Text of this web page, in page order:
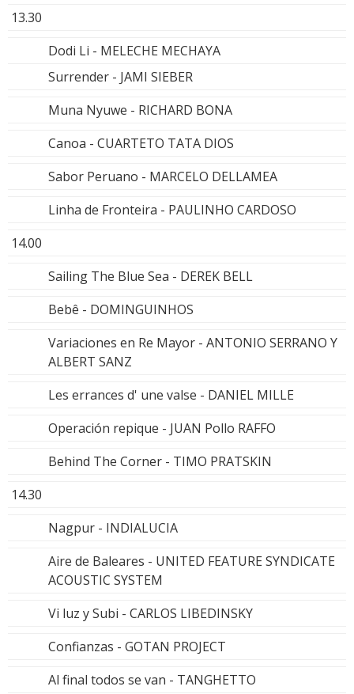
13.30
Dodi Li - MELECHE MECHAYA
Surrender - JAMI SIEBER
Muna Nyuwe - RICHARD BONA
Canoa - CUARTETO TATA DIOS
Sabor Peruano - MARCELO DELLAMEA
Linha de Fronteira - PAULINHO CARDOSO
14.00
Sailing The Blue Sea - DEREK BELL
Bebê - DOMINGUINHOS
Variaciones en Re Mayor - ANTONIO SERRANO Y
ALBERT SANZ
Les errances d' une valse - DANIEL MILLE
Operación repique - JUAN Pollo RAFFO
Behind The Corner - TIMO PRATSKIN
14.30
Nagpur - INDIALUCIA
Aire de Baleares - UNITED FEATURE SYNDICATE
ACOUSTIC SYSTEM
Vi luz y Subi - CARLOS LIBEDINSKY
Confianzas - GOTAN PROJECT
Al final todos se van - TANGHETTO